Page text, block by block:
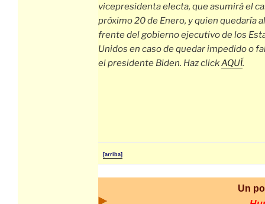
vicepresidenta electa, que asumirá el
próximo 20 de Enero, y quien quedaría al
frente del gobierno ejecutivo de los
Unidos en caso de quedar impedido o
el presidente Biden. Haz clickAQUÍ.
[arriba]
Un